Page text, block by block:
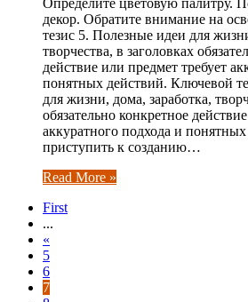
декор. Обратите внимание на
тезис 5. Полезные идеи для
творчества, в заголовках
действие или предмет требует
понятных действий. Ключевой
для жизни, дома, заработка,
обязательно конкретное
аккуратного подхода и
приступить к созданию…
Read More »
First
...
«
5
6
7